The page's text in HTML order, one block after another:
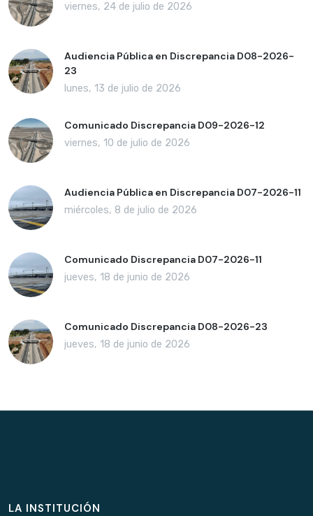
viernes, 24 de julio de 2026
Audiencia Pública en Discrepancia D08-2026-
23
lunes, 13 de julio de 2026
Comunicado Discrepancia D09-2026-12
viernes, 10 de julio de 2026
Audiencia Pública en Discrepancia D07-2026-11
miércoles, 8 de julio de 2026
Comunicado Discrepancia D07-2026-11
jueves, 18 de junio de 2026
Comunicado Discrepancia D08-2026-23
jueves, 18 de junio de 2026
LA INSTITUCIÓN